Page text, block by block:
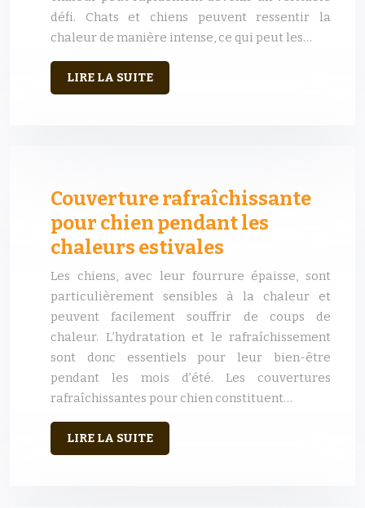
défi. Chats et chiens peuvent ressentir la
chaleur de manière intense, ce qui peut les…
LIRE LA SUITE
Couverture rafraîchissante
pour chien pendant les
chaleurs estivales
Les chiens, avec leur fourrure épaisse, sont
particulièrement sensibles à la chaleur et
peuvent facilement souffrir de coups de
chaleur. L’hydratation et le rafraîchissement
sont donc essentiels pour leur bien-être
pendant les mois d’été. Les couvertures
rafraîchissantes pour chien constituent…
LIRE LA SUITE